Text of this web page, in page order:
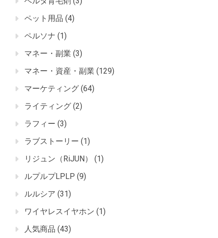
ペット用品 (4)
ペルソナ (1)
マネー・副業 (3)
マネー・資産・副業 (129)
マーケティング (64)
ライティング (2)
ラフィー (3)
ラブストーリー (1)
リジュン（RiJUN）
(1)
ルプルプLPLP (9)
ルルシア (31)
ワイヤレスイヤホン (1)
人気商品 (43)